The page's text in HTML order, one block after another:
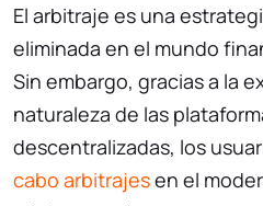
El arbitraje es una
eliminada en el mundo
Sin embargo, gracias a la
naturaleza de las
descentralizadas, los
cabo arbitrajesen el